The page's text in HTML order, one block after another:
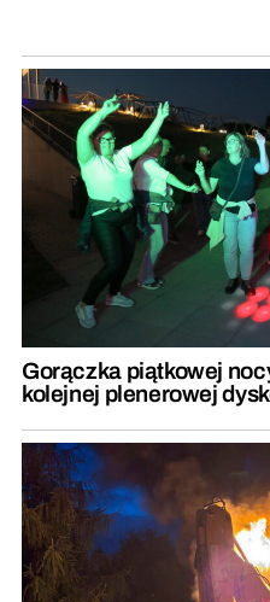
Gorączka piątkowej
kolejnej plenerowej